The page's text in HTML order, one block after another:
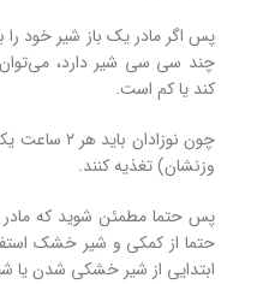
چند سی سی شیر دارد،
کند یا کم است.
وزنشان) تغذیه کنند.
پس حتما مطمئن شوید که مادر
حتما از کمکی و شیر خشک
ابتدایی از شیر خشکی شدن